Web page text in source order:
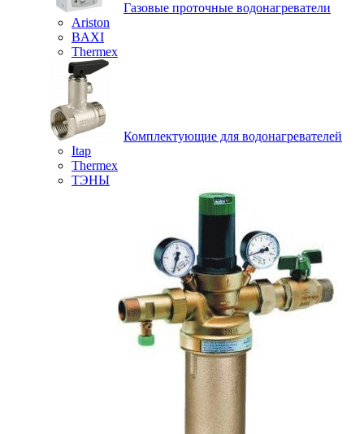
Газовые проточные водонагреватели
Ariston
BAXI
Thermex
Комплектующие для водонагревателей
Itap
Thermex
ТЭНЫ